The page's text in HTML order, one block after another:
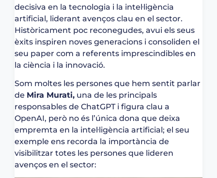
decisiva en la tecnologia i la intel·ligència
artificial, liderant avenços clau en el sector.
Històricament poc reconegudes, avui els seus
èxits inspiren noves generacions i consoliden el
seu paper com a referents imprescindibles en
la ciència i la innovació.
Som moltes les persones que hem sentit parlar
de Mira Murati, una de les principals
responsables de ChatGPT i figura clau a
OpenAI, però no és l’única dona que deixa
empremta en la intel·ligència artificial; el seu
exemple ens recorda la importància de
visibilitzar totes les persones que lideren
avenços en el sector: